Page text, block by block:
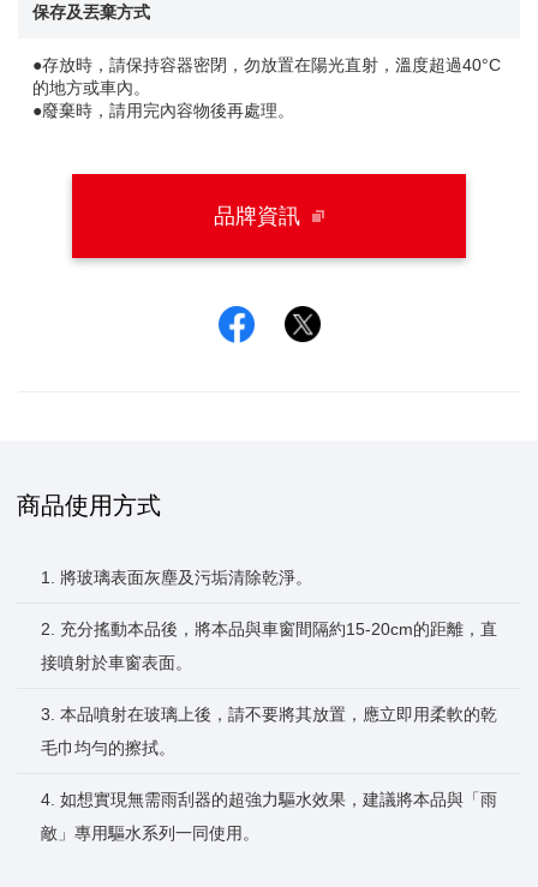
保存及丟棄方式
●存放時，請保持容器密閉，勿放置在陽光直射，溫度超過40°C
的地方或車內。
●廢棄時，請用完內容物後再處理。
品牌資訊
Facebook
商品使用方式
1. 將玻璃表面灰塵及污垢清除乾淨。
2. 充分搖動本品後，將本品與車窗間隔約15-20cm的距離，直
接噴射於車窗表面。
3. 本品噴射在玻璃上後，請不要將其放置，應立即用柔軟的乾
毛巾均勻的擦拭。
4. 如想實現無需雨刮器的超強力驅水效果，建議將本品與「雨
敵」專用驅水系列一同使用。